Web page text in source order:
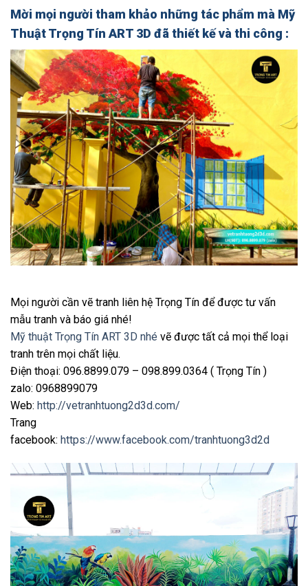
Mời mọi người tham khảo những tác phẩm mà Mỹ
Thuật Trọng Tín ART 3D đã thiết kế và thi công :
Mọi người cần vẽ tranh liên hệ Trọng Tín để được tư vấn
mẫu tranh và báo giá nhé!
Mỹ thuật Trọng Tín ART 3D nhé vẽ được tất cả mọi thể loại
tranh trên mọi chất liệu.
Điện thoại: 096.8899.079 – 098.899.0364 ( Trọng Tín )
zalo: 0968899079
Web: http://vetranhtuong2d3d.com/
Trang
facebook: https://www.facebook.com/tranhtuong3d2d